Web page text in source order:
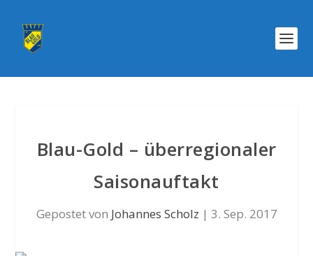
Blau-Gold – überregionaler
Saisonauftakt
Gepostet von Johannes Scholz | 3. Sep. 2017